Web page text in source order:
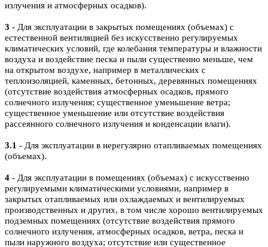
излучения и атмосферных осадков).
3 - Для эксплуатации в закрытых помещениях (объемах) с
естественной вентиляцией без искусственно регулируемых
климатических условий, где колебания температуры и влажности
воздуха и воздействие песка и пыли существенно меньше, чем
на открытом воздухе, например в металлических с
теплоизоляцией, каменных, бетонных, деревянных помещениях
(отсутствие воздействия атмосферных осадков, прямого
солнечного излучения; существенное уменьшение ветра;
существенное уменьшение или отсутствие воздействия
рассеянного солнечного излучения и конденсации влаги).
3.1 - Для эксплуатации в нерегулярно отапливаемых помещениях
(объемах).
4 - Для эксплуатации в помещениях (объемах) с искусственно
регулируемыми климатическими условиями, например в
закрытых отапливаемых или охлаждаемых и вентилируемых
производственных и других, в том числе хорошо вентилируемых
подземных помещениях (отсутствие воздействия прямого
солнечного излучения, атмосферных осадков, ветра, песка и
пыли наружного воздуха; отсутствие или существенное